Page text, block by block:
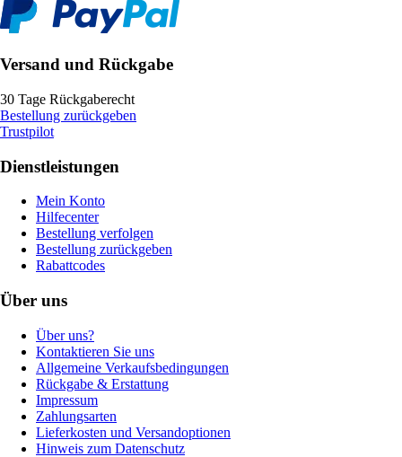
Versand und Rückgabe
30 Tage Rückgaberecht
Bestellung zurückgeben
Trustpilot
Dienstleistungen
Mein Konto
Hilfecenter
Bestellung verfolgen
Bestellung zurückgeben
Rabattcodes
Über uns
Über uns?
Kontaktieren Sie uns
Allgemeine Verkaufsbedingungen
Rückgabe & Erstattung
Impressum
Zahlungsarten
Lieferkosten und Versandoptionen
Hinweis zum Datenschutz